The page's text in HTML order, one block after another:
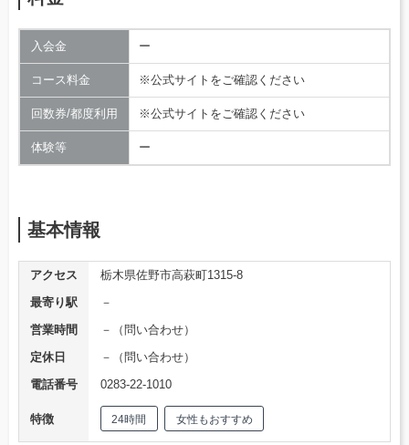
入会金 ー
コース料金 ※公式サイトをご確認ください
回数券/都度利用 ※公式サイトをご確認ください
体験等 ー
基本情報
アクセス
栃木県佐野市高萩町1315-8
最寄り駅
－
営業時間
－（問い合わせ）
定休日
－（問い合わせ）
電話番号
0283-22-1010
特徴 24時間 女性もおすすめ